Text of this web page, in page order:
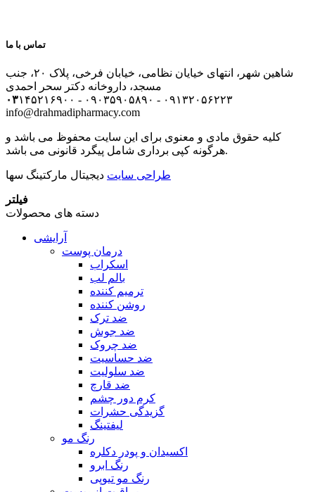
تماس با ما
شاهین شهر، انتهای خیایان نظامی، خیابان فرخی، پلاک ۲۰، جنب
مسجد، داروخانه دکتر سحر احمدی
۰۳۱۴۵۲۱۶۹۰۰ - ۰۹۰۳۵۹۰۵۸۹۰ - ۰۹۱۳۲۰۵۶۲۲۳
info@drahmadipharmacy.com
کلیه حقوق مادی و معنوی برای این سایت محفوظ می باشد و
هرگونه کپی برداری شامل پیگرد قانونی می باشد.
طراحی سایت دیجیتال مارکتینگ سها
فیلتر
دسته های محصولات
آرایشی
درمان پوست
اسکراب
بالم لب
ترمیم کننده
روشن کننده
ضد ترک
ضد جوش
ضد چروک
ضد حساسیت
ضد سلولیت
ضد قارچ
کرم دور چشم
گزیدگی حشرات
لیفتینگ
رنگ مو
اکسیدان و پودر دکلره
رنگ ابرو
رنگ مو تیوپی